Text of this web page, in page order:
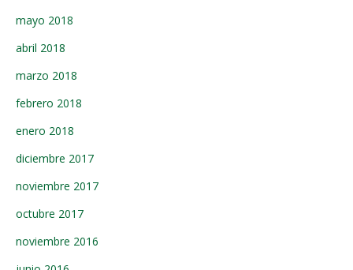
mayo 2018
abril 2018
marzo 2018
febrero 2018
enero 2018
diciembre 2017
noviembre 2017
octubre 2017
noviembre 2016